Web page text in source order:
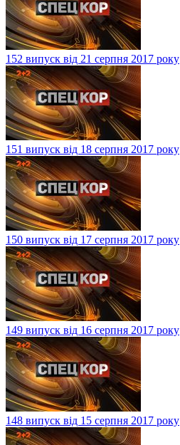
152 випуск від 21 серпня 2017 року
151 випуск від 18 серпня 2017 року
150 випуск від 17 серпня 2017 року
149 випуск від 16 серпня 2017 року
148 випуск від 15 серпня 2017 року